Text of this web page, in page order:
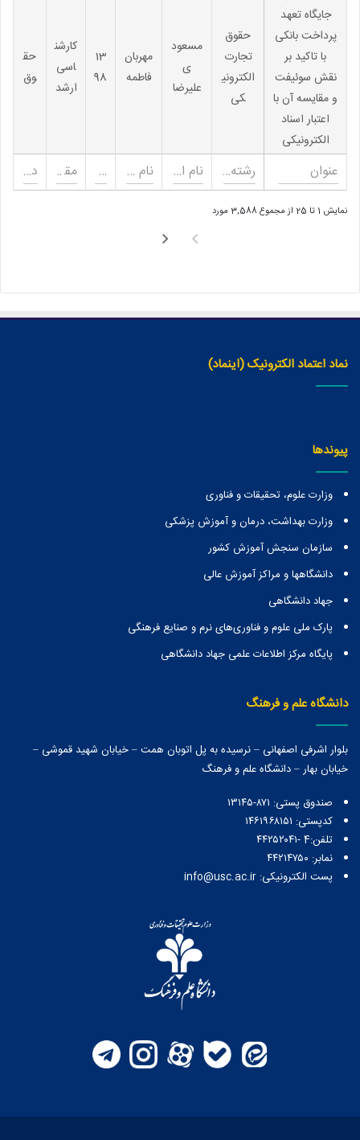
جایگاه تعهد
پرداخت بانکی
با تاکید بر
نقش سوئیفت
و مقایسه آن با
اعتبار اسناد
الکترونیکی
حقوق
تجارت
الکترونی
کی
مسعود
ی
علیرضا
مهربان
فاطمه
13
98
کارشن
اسی
ارشد
حق
وق
نمایش 1 تا 25 از مجموع 3,588 مورد
نماد اعتماد الکترونیک (اینماد)
پیوندها
وزارت علوم، تحقیقات و فناوری
وزارت بهداشت، درمان و آموزش پزشکی
سازمان سنجش آموزش کشور
دانشگاهها و مراكز آموزش عالی
جهاد دانشگاهی
پارک ملی علوم و فناوری‌های نرم و صنایع فرهنگی
پایگاه مرکز اطلاعات علمی جهاد دانشگاهی
دانشگاه علم و فرهنگ
بلوار اشرفی اصفهانی – نرسیده به پل اتوبان همت – خیابان شهید قموشی –
خیابان بهار – دانشگاه علم و فرهنگ
صندوق پستی:‌ ۸۷۱-۱۳۱۴۵
کدپستی: ۱۴۶۱۹۶۸۱۵۱
تلفن:4 -۴۴۲۵۲۰۴۱
نمابر: ۴۴۲۱۴۷۵۰
پست الکترونیکی: info@usc.ac.ir